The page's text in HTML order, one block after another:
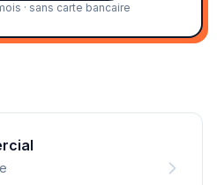
· sans carte bancaire